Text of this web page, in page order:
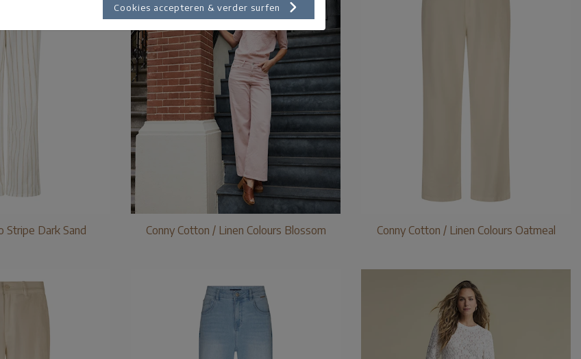
Stripe Dark Sand Conny Cotton / Linen Colours Blossom Conny Cotton / Linen Colours Oatmeal
Cookies accepteren & verder surfen